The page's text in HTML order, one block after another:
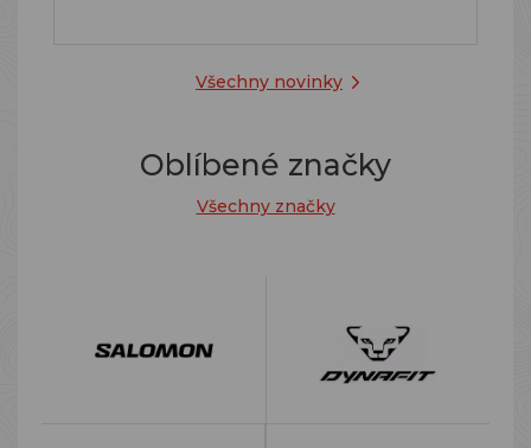
Všechny novinky
Oblíbené značky
Všechny značky